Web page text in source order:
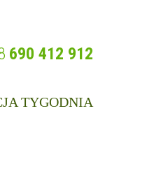
690 412 912
TYGODNIA